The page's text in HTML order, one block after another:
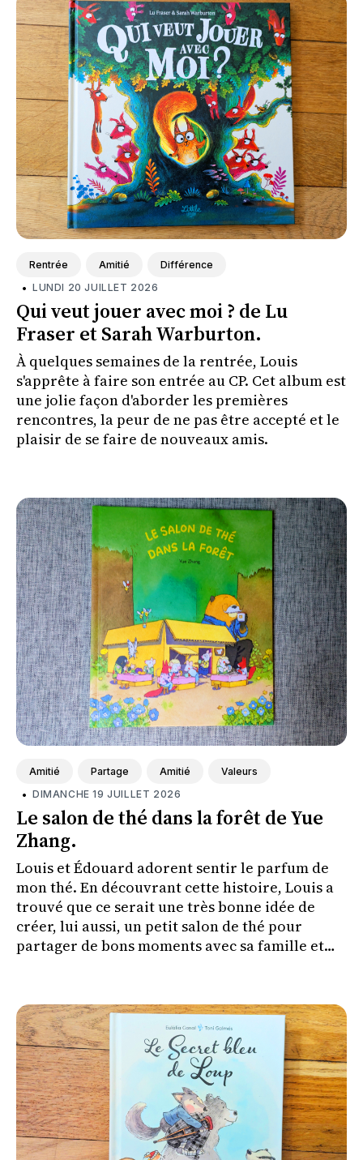
Rentrée Amitié Différence
• LUNDI 20 JUILLET 2026
Qui veut jouer avec moi ? de Lu
Fraser et Sarah Warburton.
À quelques semaines de la rentrée, Louis
s'apprête à faire son entrée au CP. Cet album est
une jolie façon d'aborder les premières
rencontres, la peur de ne pas être accepté et le
plaisir de se faire de nouveaux amis.
Amitié Partage Amitié Valeurs
• DIMANCHE 19 JUILLET 2026
Le salon de thé dans la forêt de Yue
Zhang.
Louis et Édouard adorent sentir le parfum de
mon thé. En découvrant cette histoire, Louis a
trouvé que ce serait une très bonne idée de
créer, lui aussi, un petit salon de thé pour
partager de bons moments avec sa famille et